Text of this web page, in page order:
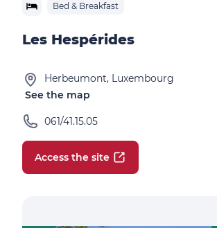
Bed & Breakfast
Les Hespérides
Herbeumont, Luxembourg
See the map
061/41.15.05
Access the site